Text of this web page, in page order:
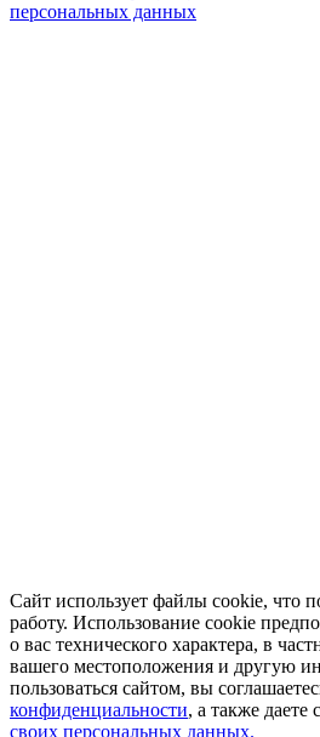
персональных данных
Сайт использует файлы cookie, что
работу. Использование cookie
о вас технического характера, в
вашего местоположения и другую
пользоваться сайтом, вы
конфиденциальности, а также даете
своих персональных данных.